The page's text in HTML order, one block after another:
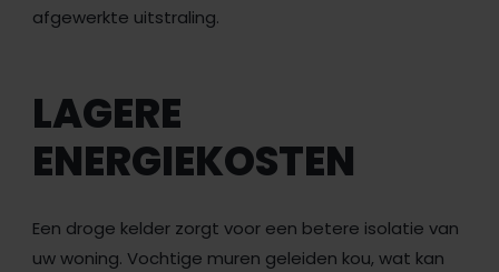
afgewerkte uitstraling.
LAGERE
ENERGIEKOSTEN
Een droge kelder zorgt voor een betere isolatie van
uw woning. Vochtige muren geleiden kou, wat kan